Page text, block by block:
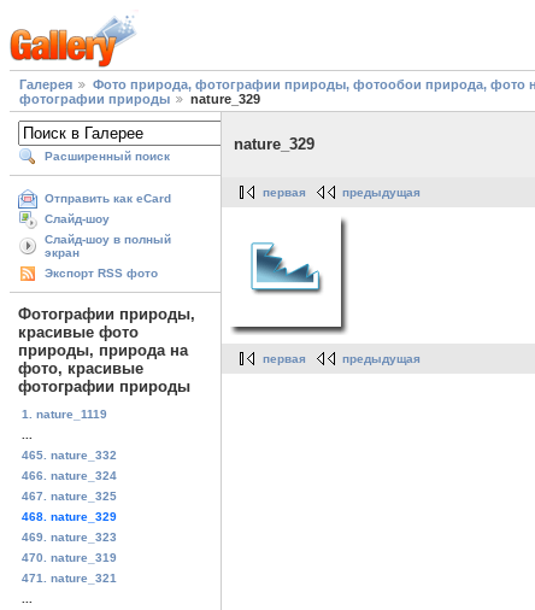
Галерея Фото природа, фотографии природы, фотообои природа, фото
фотографии природы
nature_329
Расширенный поиск
Отправить как eCard
Слайд-шоу
Слайд-шоу в полный
экран
Экспорт RSS фото
Фотографии природы,
красивые фото
природы, природа на
фото, красивые
фотографии природы
1. nature_1119
465. nature_332
466. nature_324
467. nature_325
468. nature_329
469. nature_323
470. nature_319
471. nature_321
nature_329
первая предыдущая
первая предыдущая